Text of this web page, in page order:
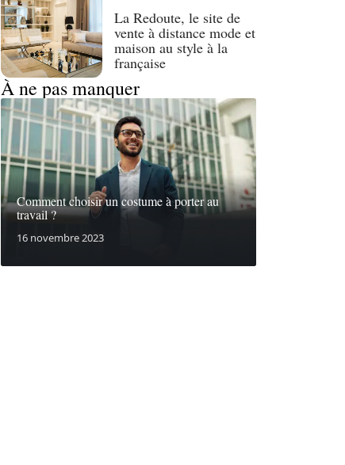
La Redoute, le site de
vente à distance mode et
maison au style à la
française
À ne pas manquer
Comment choisir un costume à porter au
travail ?
16 novembre 2023